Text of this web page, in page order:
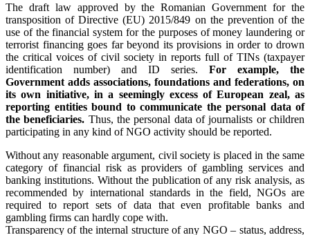
The draft law approved by the Romanian Government for the
transposition of Directive (EU) 2015/849 on the prevention of the
use of the financial system for the purposes of money laundering or
terrorist financing goes far beyond its provisions in order to drown
the critical voices of civil society in reports full of TINs (taxpayer
identification number) and ID series. For example, the
Government adds associations, foundations and federations, on
its own initiative, in a seemingly excess of European zeal, as
reporting entities bound to communicate the personal data of
the beneficiaries. Thus, the personal data of journalists or children
participating in any kind of NGO activity should be reported.
Without any reasonable argument, civil society is placed in the same
category of financial risk as providers of gambling services and
banking institutions. Without the publication of any risk analysis, as
recommended by international standards in the field, NGOs are
required to report sets of data that even profitable banks and
gambling firms can hardly cope with.
Transparency of the internal structure of any NGO – status, address,